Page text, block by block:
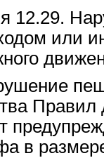
12.29.
или
Правил
в